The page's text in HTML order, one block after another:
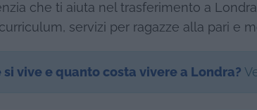
che ti aiuta nel trasferimento a
servizi per ragazze alla pari e
si vive e quanto costa vivere a Londra?